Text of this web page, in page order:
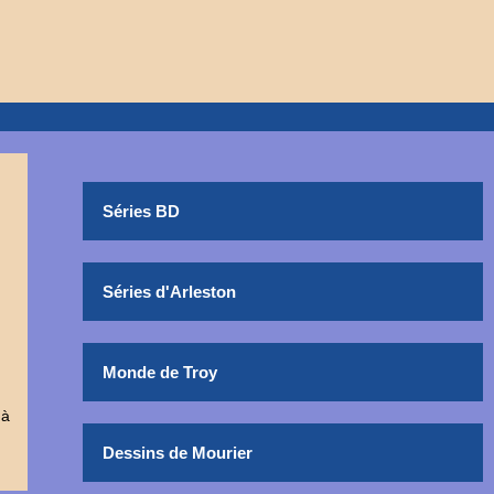
Séries BD
Séries d'Arleston
Monde de Troy
Dessins de Mourier